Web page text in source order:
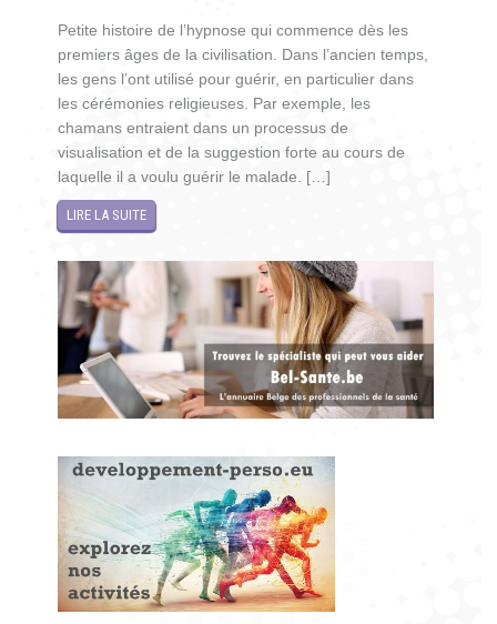
Petite histoire de l’hypnose qui commence dès les
premiers âges de la civilisation. Dans l’ancien temps,
les gens l’ont utilisé pour guérir, en particulier dans
les cérémonies religieuses. Par exemple, les
chamans entraient dans un processus de
visualisation et de la suggestion forte au cours de
laquelle il a voulu guérir le malade. […]
LIRE LA SUITE